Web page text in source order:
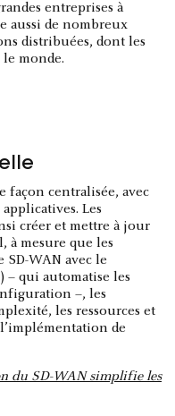
entreprises à
aussi de nombreux
distribuées, dont les
le monde.
façon centralisée, avec
Les
créer et mettre à jour
à mesure que les
WAN avec le
qui automatise les
–, les
les ressources et
de
du SD-WAN simplifie les